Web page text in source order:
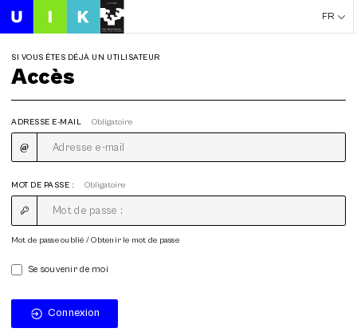
FR
SI VOUS ÊTES DÉJÀ UN UTILISATEUR
Accès
ADRESSE E-MAIL Obligatoire
MOT DE PASSE : Obligatoire
Mot de passe oublié / Obtenir le mot de passe
Se souvenir de moi
Connexion